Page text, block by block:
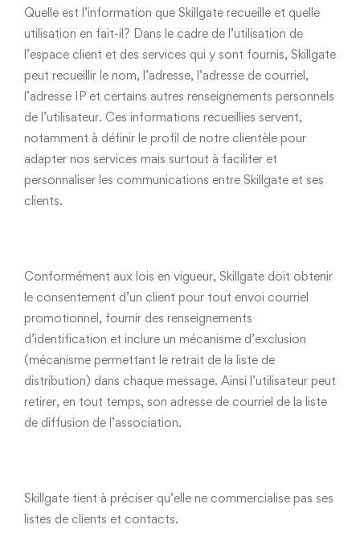
Quelle est l’information que Skillgate recueille et quelle
utilisation en fait-il? Dans le cadre de l’utilisation de
l’espace client et des services qui y sont fournis, Skillgate
peut recueillir le nom, l’adresse, l’adresse de courriel,
l’adresse IP et certains autres renseignements personnels
de l’utilisateur. Ces informations recueillies servent,
notamment à définir le profil de notre clientèle pour
adapter nos services mais surtout à faciliter et
personnaliser les communications entre Skillgate et ses
clients.
Conformément aux lois en vigueur, Skillgate doit obtenir
le consentement d’un client pour tout envoi courriel
promotionnel, fournir des renseignements
d’identification et inclure un mécanisme d’exclusion
(mécanisme permettant le retrait de la liste de
distribution) dans chaque message. Ainsi l’utilisateur peut
retirer, en tout temps, son adresse de courriel de la liste
de diffusion de l’association.
Skillgate tient à préciser qu’elle ne commercialise pas ses
listes de clients et contacts.